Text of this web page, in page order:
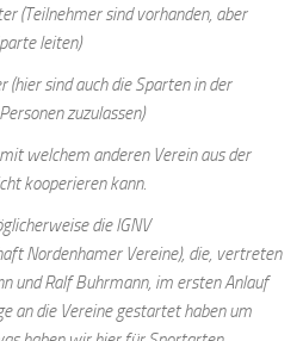
(Teilnehmer sind vorhanden, aber
leiten)
(hier sind auch die Sparten in der
zuzulassen)
welchem anderen Verein aus der
kooperieren kann.
die IGNV
Nordenhamer Vereine), die, vertreten
und Ralf Buhrmann, im ersten Anlauf
an die Vereine gestartet haben um